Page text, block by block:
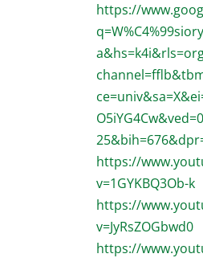
https://
https://
v=1GYKBQ3Ob-k
https://
v=JyRsZOGbwd0
https://